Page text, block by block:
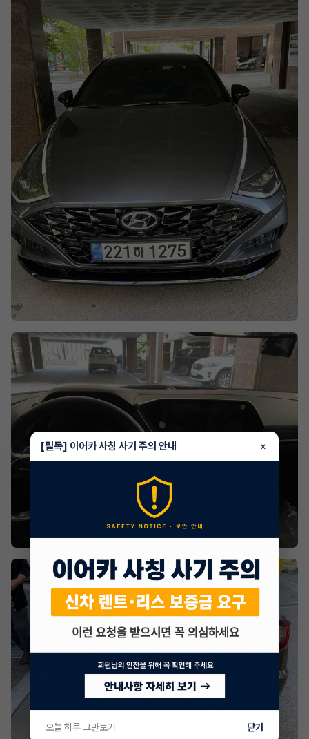
[필독] 이어카 사칭 사기 주의 안내 ×
오늘 하루 그만보기 닫기